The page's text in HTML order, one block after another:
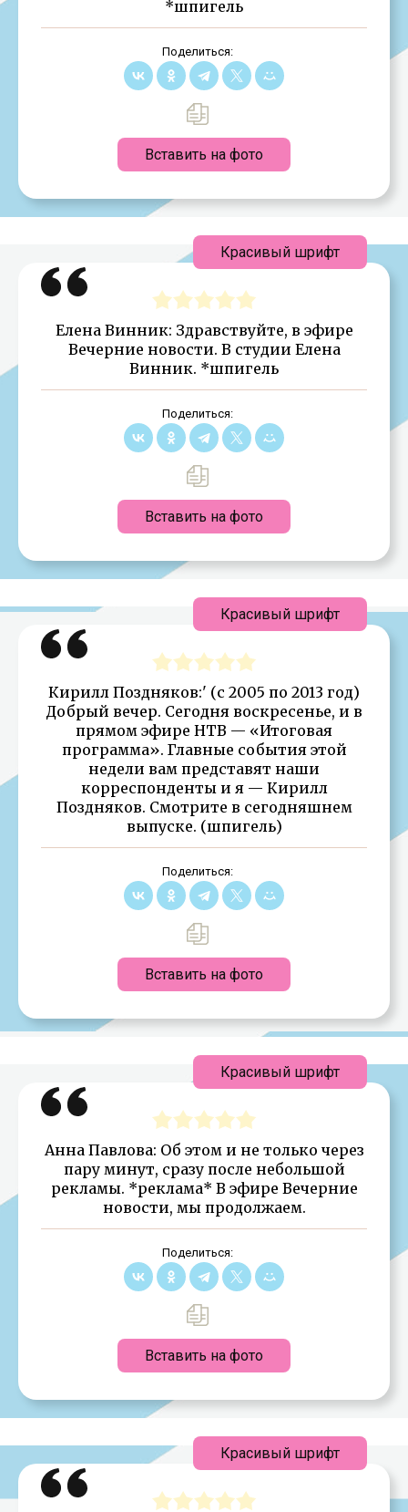
*шпигель
Поделиться:
Вставить на фото
Елена Винник: Здравствуйте, в эфире
Вечерние новости. В студии Елена
Винник. *шпигель
Поделиться:
Вставить на фото
Красивый шрифт
Кирилл Поздняков:' (с 2005 по 2013 год)
Добрый вечер. Сегодня воскресенье, и в
прямом эфире НТВ — «Итоговая
программа». Главные события этой
недели вам представят наши
корреспонденты и я — Кирилл
Поздняков. Смотрите в сегодняшнем
выпуске. (шпигель)
Поделиться:
Вставить на фото
Красивый шрифт
Анна Павлова: Об этом и не только через
пару минут, сразу после небольшой
рекламы. *реклама* В эфире Вечерние
новости, мы продолжаем.
Поделиться:
Вставить на фото
Красивый шрифт
Красивый шрифт